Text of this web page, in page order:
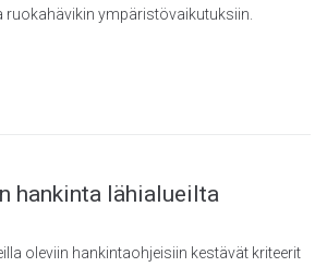
ruokahävikin ympäristövaikutuksiin.
hankinta lähialueilta
oleviin hankintaohjeisiin kestävät kriteerit